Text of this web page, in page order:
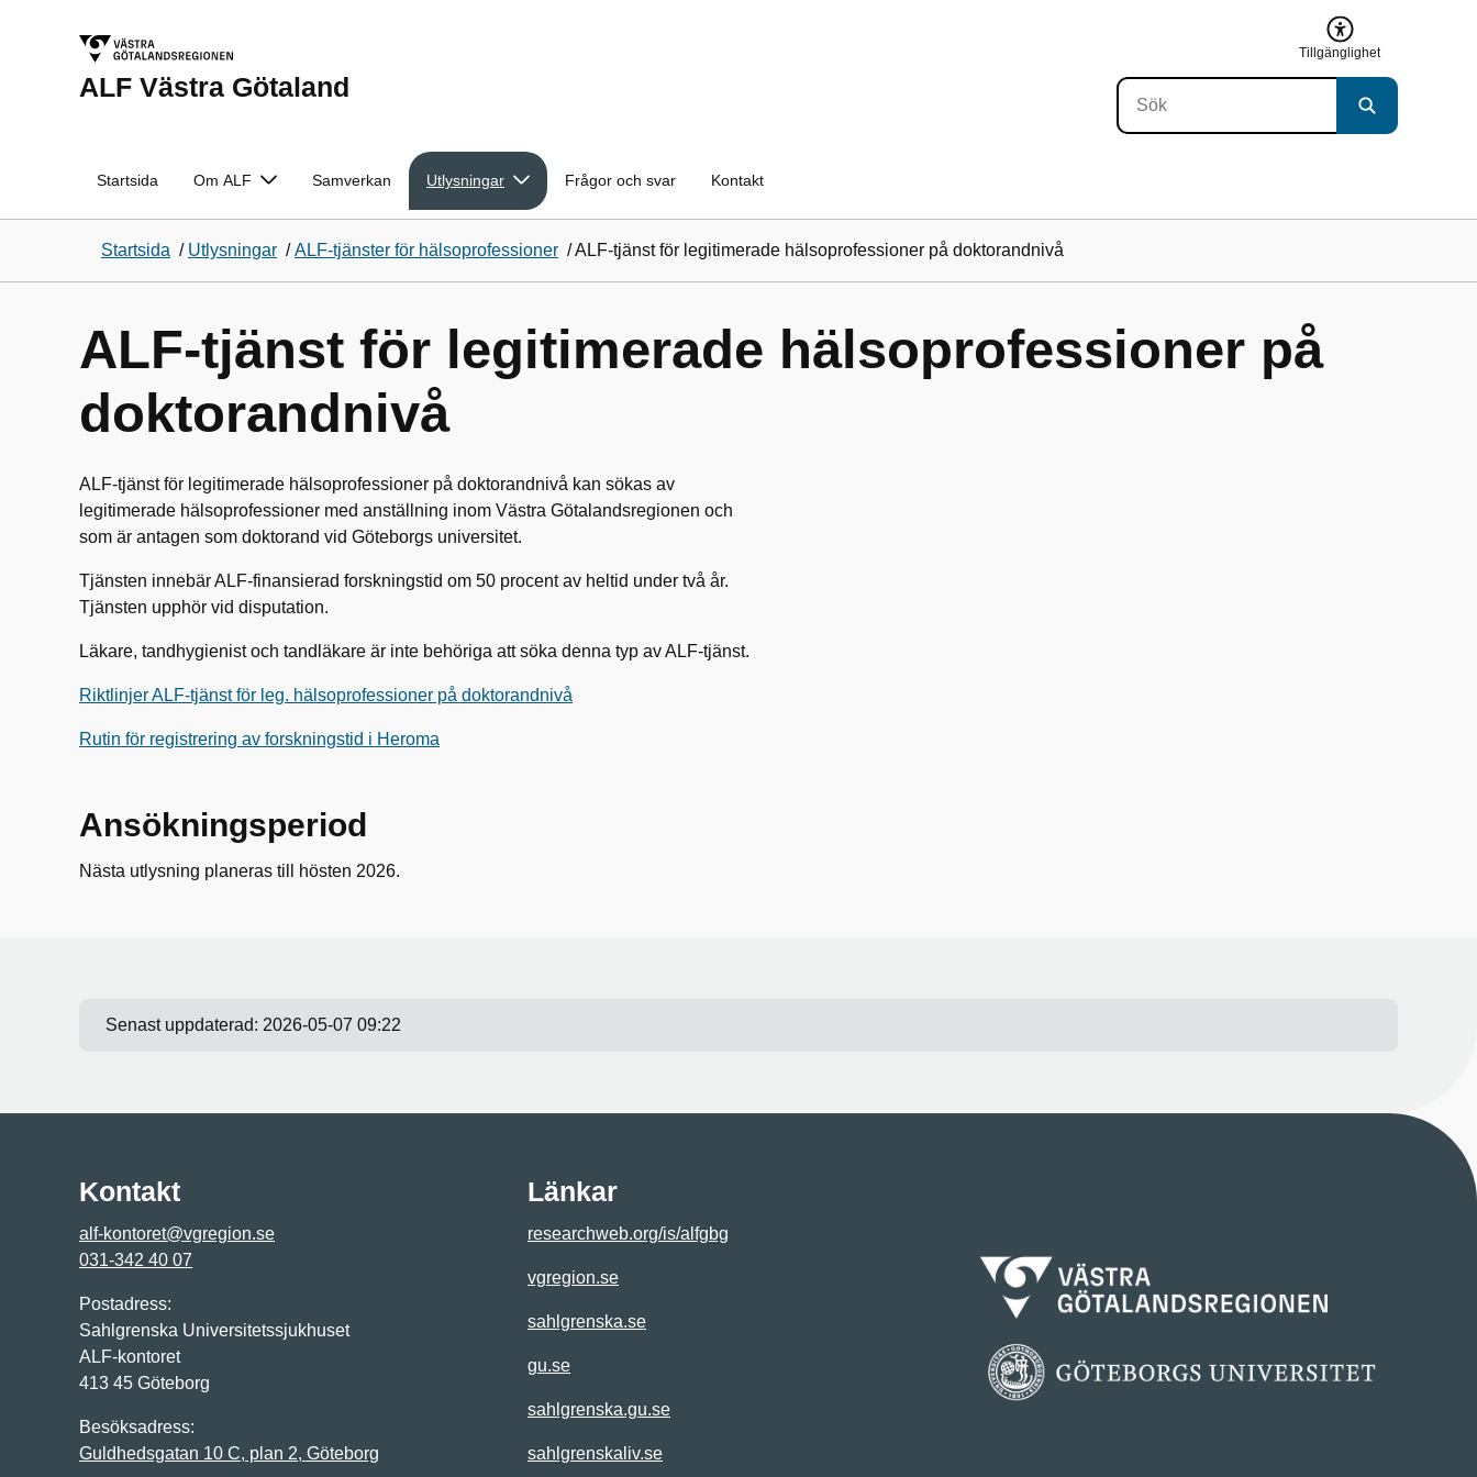
ALF Västra Götaland
Tillgänglighet
Startsida Om ALF Samverkan Utlysningar Frågor och svar Kontakt
Startsida / Utlysningar /ALF-tjänster för hälsoprofessioner /ALF-tjänst för legitimerade hälsoprofessioner på doktorandnivå
ALF-tjänst för legitimerade hälsoprofessioner på
doktorandnivå
ALF-tjänst för legitimerade hälsoprofessioner på doktorandnivå kan sökas av
legitimerade hälsoprofessioner med anställning inom Västra Götalandsregionen och
som är antagen som doktorand vid Göteborgs universitet.
Tjänsten innebär ALF-finansierad forskningstid om 50 procent av heltid under två år.
Tjänsten upphör vid disputation.
Läkare, tandhygienist och tandläkare är inte behöriga att söka denna typ av ALF-tjänst.
Riktlinjer ALF-tjänst för leg. hälsoprofessioner på doktorandnivå
Rutin för registrering av forskningstid i Heroma
Ansökningsperiod
Nästa utlysning planeras till hösten 2026.
Senast uppdaterad: 2026-05-07 09:22
Kontakt
alf-kontoret@vgregion.se
031-342 40 07
Postadress:
Sahlgrenska Universitetssjukhuset
ALF-kontoret
413 45 Göteborg
Besöksadress:
Guldhedsgatan 10 C, plan 2, Göteborg
Länkar
researchweb.org/is/alfgbg
vgregion.se
sahlgrenska.se
gu.se
sahlgrenska.gu.se
sahlgrenskaliv.se